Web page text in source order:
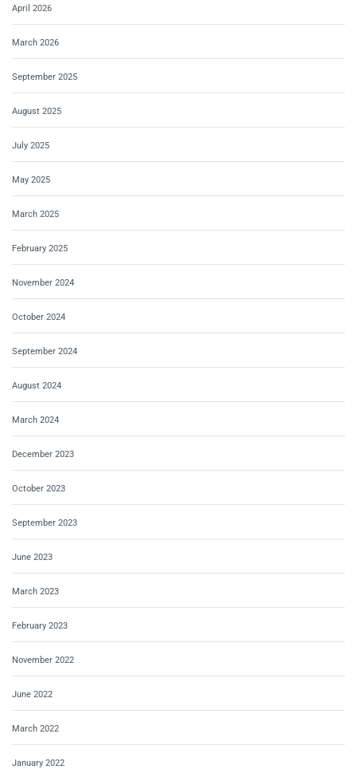
April 2026
March 2026
September 2025
August 2025
July 2025
May 2025
March 2025
February 2025
November 2024
October 2024
September 2024
August 2024
March 2024
December 2023
October 2023
September 2023
June 2023
March 2023
February 2023
November 2022
June 2022
March 2022
January 2022